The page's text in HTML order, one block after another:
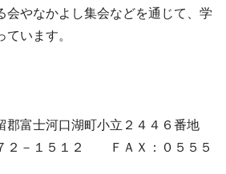
会やなかよし集会などを通じて、学
います。
郡富士河口湖町小立２４４６番地
２－１５１２ ＦＡＸ：０５５５